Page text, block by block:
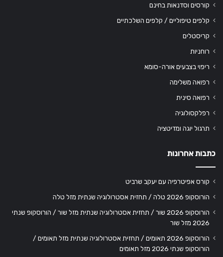
קורסים וסדנאות בחינם
קלפים טיפוליים / קלפים השלכתיים
קריסטלים
רוחניות
ריפוי בצבעים אורה-סומא
רפואה משלימה
רפואה סינית
רפלקסולוגיה
תרגול יוגה ומדיטציה
כתבות אחרונות
קורס אפיטרפיה עם יעקב שרביט
הורוסקופ 2026 טלה / תחזית אסטרולוגיה שנתית מזל טלה
הורוסקופ 2026 שור / תחזית אסטרולוגיה שנתית מזל שור / הורוסקופ שנתי
2026 מזל שור
הורוסקופ 2026 תאומים / תחזית אסטרולוגיה שנתית מזל תאומים /
הורוסקופ שנתי 2026 מזל תאומים